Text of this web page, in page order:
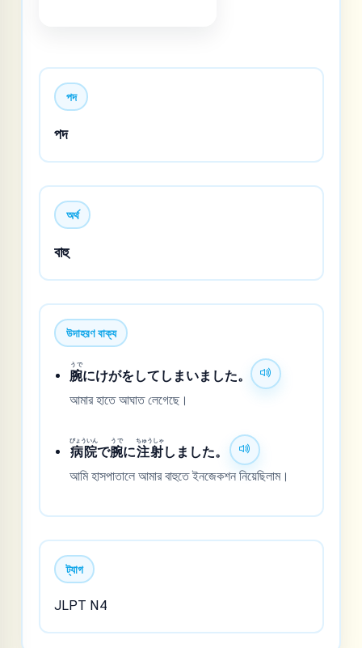
পদ
পদ
অর্থ
বাহু
উদাহরণ বাক্য
腕
うで
にけがをしてしまいました。
আমার হাতে আঘাত লেগেছে।
病院
びょういん
で腕
うで
に注射
ちゅうしゃ
しました。
আমি হাসপাতালে আমার বাহুতে ইনজেকশন নিয়েছিলাম।
ট্যাগ
JLPT N4